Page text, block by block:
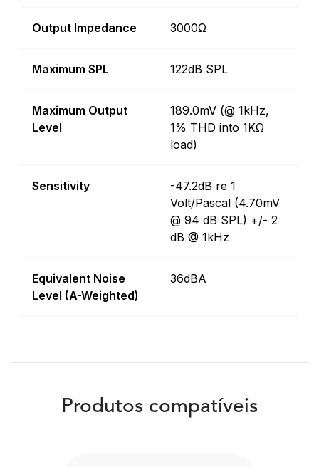
Output Impedance 3000Ω
Maximum SPL 122dB SPL
Maximum Output
Level
189.0mV (@ 1kHz,
1% THD into 1KΩ
load)
Sensitivity
-47.2dB re 1
Volt/Pascal (4.70mV
@ 94 dB SPL) +/- 2
dB @ 1kHz
Equivalent Noise
Level (A-Weighted)
36dBA
Produtos compatíveis